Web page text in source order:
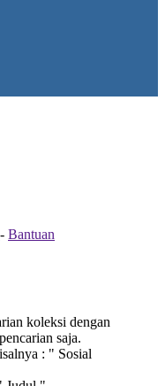
- Bantuan
koleksi dengan
saja.
: " Sosial